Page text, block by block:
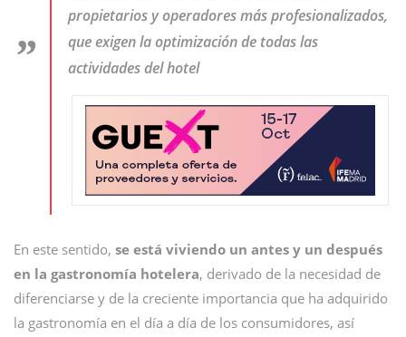
propietarios y operadores más profesionalizados,
que exigen la optimización de todas las
actividades del hotel
En este sentido, se está viviendo un antes y un después
en la gastronomía hotelera, derivado de la necesidad de
diferenciarse y de la creciente importancia que ha adquirido
la gastronomía en el día a día de los consumidores, así